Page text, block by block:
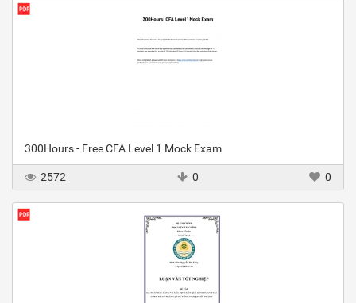
300Hours - Free CFA Level 1 Mock Exam
2572 0 0